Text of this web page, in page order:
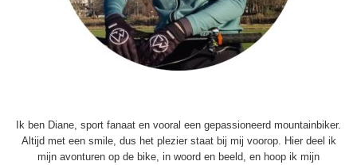
Ik ben Diane, sport fanaat en vooral een gepassioneerd mountainbiker.
Altijd met een smile, dus het plezier staat bij mij voorop. Hier deel ik
mijn avonturen op de bike, in woord en beeld, en hoop ik mijn